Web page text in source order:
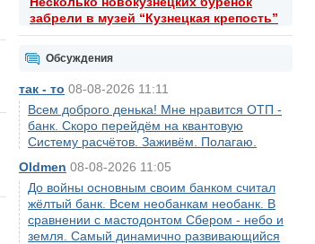
забрели в музей “Кузнецкая крепость”
Обсуждения
так - то 08-08-2026 11:11
Всем доброго денька! Мне нравится ОТП -
банк. Скоро перейдём на квантовую
Систему расчётов. Заживём. Полагаю.
Oldmen 08-08-2026 11:05
До войны основным своим банком считал
жёлтый банк. Всем необанкам необанк. В
сравнении с мастодонтом Сбером - небо и
земля. Самый динамично развивающийся